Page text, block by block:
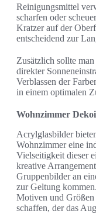
Reinigungsmittel
scharfen oder
Kratzer auf der
entscheidend zur
Zusätzlich sollte
direkter
Verblassen der
in einem optimalen
Wohnzimmer
Acrylglasbilder
Wohnzimmer eine
Vielseitigkeit dieser
kreative
Gruppenbilder an
zur Geltung
Motiven und
schaffen, der das